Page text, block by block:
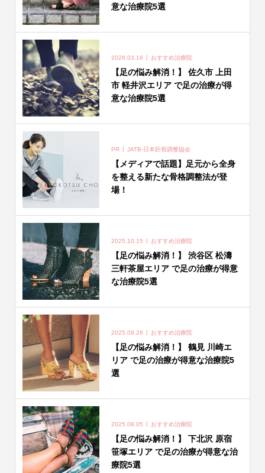
意な治療院5選
2026.03.16 おすすめ治療院
【足の悩み解消！】 佐久市 上田
市 軽井沢エリア で足の治療が得
意な治療院5選
PR JATB-日本距骨調整協会
【メディアで話題】足元から全身
を整える新たな骨格調整法が登
場！
2025.10.15 おすすめ治療院
【足の悩み解消！】 渋谷区 松濤
三軒茶屋エリア で足の治療が得意
な治療院5選
2025.09.26 おすすめ治療院
【足の悩み解消！】 鶴見 川崎エ
リア で足の治療が得意な治療院5
選
2025.08.05 おすすめ治療院
【足の悩み解消！】 下北沢 原宿
笹塚エリア で足の治療が得意な治
療院5選